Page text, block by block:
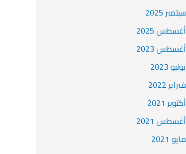
سبتمبر 2025
أغسطس 2025
أغسطس 2023
يوليو 2023
فبراير 2022
أكتوبر 2021
أغسطس 2021
مايو 2021